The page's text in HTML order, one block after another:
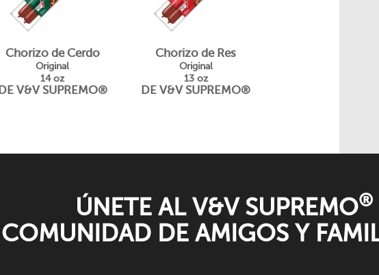
Chorizo ​​de Cerdo
Original
14 oz
DE V&V SUPREMO®
Chorizo de Res
Original
13 oz
DE V&V SUPREMO®
ÚNETE AL V&V SUPREMO®
COMUNIDAD DE AMIGOS Y